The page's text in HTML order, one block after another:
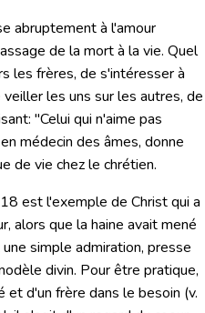
abruptement à l'amour
de la mort à la vie. Quel
les frères, de s'intéresser à
les uns sur les autres, de
"Celui qui n'aime pas
médecin des âmes, donne
de vie chez le chrétien.
est l'exemple de Christ qui a
alors que la haine avait mené
simple admiration, presse
divin. Pour être pratique,
et d'un frère dans le besoin (v.